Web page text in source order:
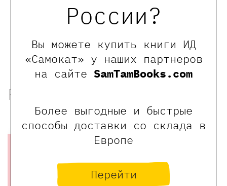
России?
Вы можете купить книги ИД
«Самокат» у наших партнеров
на сайте SamTamBooks.com
Более выгодные и быстрые
способы доставки со склада в
Европе
Перейти
Оставить отзыв
оставлять только зарегистрированные пользователи
сайта
Рекомендованные книги
Хит